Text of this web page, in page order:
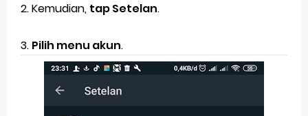
2. Kemudian, tap Setelan.
3. Pilih menu akun.